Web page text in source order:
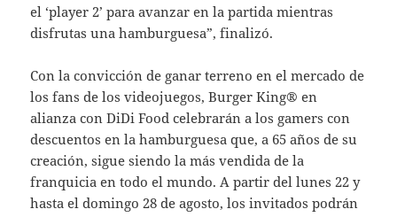
el ‘player 2’ para avanzar en la partida mientras
disfrutas una hamburguesa”, finalizó.
Con la convicción de ganar terreno en el mercado de
los fans de los videojuegos, Burger King® en
alianza con DiDi Food celebrarán a los gamers con
descuentos en la hamburguesa que, a 65 años de su
creación, sigue siendo la más vendida de la
franquicia en todo el mundo. A partir del lunes 22 y
hasta el domingo 28 de agosto, los invitados podrán